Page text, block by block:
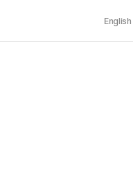
English